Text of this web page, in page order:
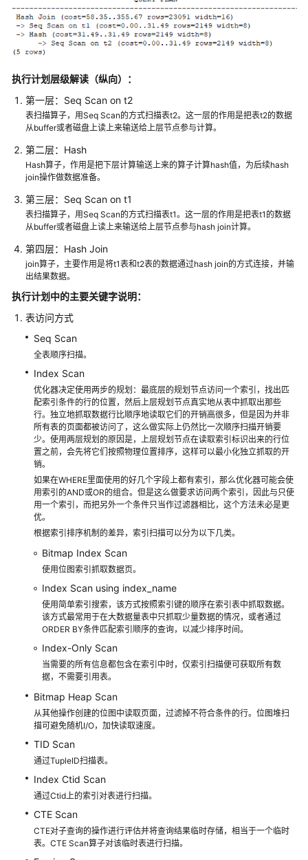
速
入
门
户
指
南
开
发
指
南
开
指
南
布
式
8.x）
开
发
指
南
（集
中
式
_V2.0-
8.x）
开
南
（分
布
式
3.x）
开
发
指
南
（集
中
式
_V2.0-
开
执行计划层级解读（纵向）：
第一层：Seq Scan on t2
表扫描算子，用Seq Scan的方式扫描表t2。这一层的作用是把表t2的数据
从buffer或者磁盘上读上来输送给上层节点参与计算。
第二层：Hash
Hash算子，作用是把下层计算输送上来的算子计算hash值，为后续hash
join操作做数据准备。
第三层：Seq Scan on t1
表扫描算子，用Seq Scan的方式扫描表t1。这一层的作用是把表t1的数据
从buffer或者磁盘上读上来输送给上层节点参与hash join计算。
第四层：Hash Join
join算子，主要作用是将t1表和t2表的数据通过hash join的方式连接，并输
出结果数据。
执行计划中的主要关键字说明：
表访问方式
Seq Scan
全表顺序扫描。
Index Scan
优化器决定使用两步的规划：最底层的规划节点访问一个索引，找出匹
配索引条件的行的位置，然后上层规划节点真实地从表中抓取出那些
行。独立地抓取数据行比顺序地读取它们的开销高很多，但是因为并非
所有表的页面都被访问了，这么做实际上仍然比一次顺序扫描开销要
少。使用两层规划的原因是，上层规划节点在读取索引标识出来的行位
置之前，会先将它们按照物理位置排序，这样可以最小化独立抓取的开
销。
如果在WHERE里面使用的好几个字段上都有索引，那么优化器可能会使
用索引的AND或OR的组合。但是这么做要求访问两个索引，因此与只使
用一个索引，而把另外一个条件只当作过滤器相比，这个方法未必是更
优。
根据索引排序机制的差异，索引扫描可以分为以下几类。
Bitmap Index Scan
使用位图索引抓取数据页。
Index Scan using index_name
使用简单索引搜索，该方式按照索引键的顺序在索引表中抓取数据。
该方式最常用于在大数据量表中只抓取少量数据的情况，或者通过
ORDER BY条件匹配索引顺序的查询，以减少排序时间。
Index-Only Scan
当需要的所有信息都包含在索引中时，仅索引扫描便可获取所有数
据，不需要引用表。
Bitmap Heap Scan
从其他操作创建的位图中读取页面，过滤掉不符合条件的行。位图堆扫
描可避免随机I/O，加快读取速度。
TID Scan
通过TupleID扫描表。
Index Ctid Scan
通过Ctid上的索引对表进行扫描。
CTE Scan
CTE对子查询的操作进行评估并将查询结果临时存储，相当于一个临时
表。CTE Scan算子对该临时表进行扫描。